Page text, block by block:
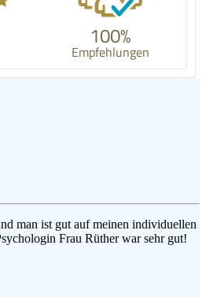
100%
Empfehlungen
man ist gut auf meinen individuellen
Frau Rüther war sehr gut!